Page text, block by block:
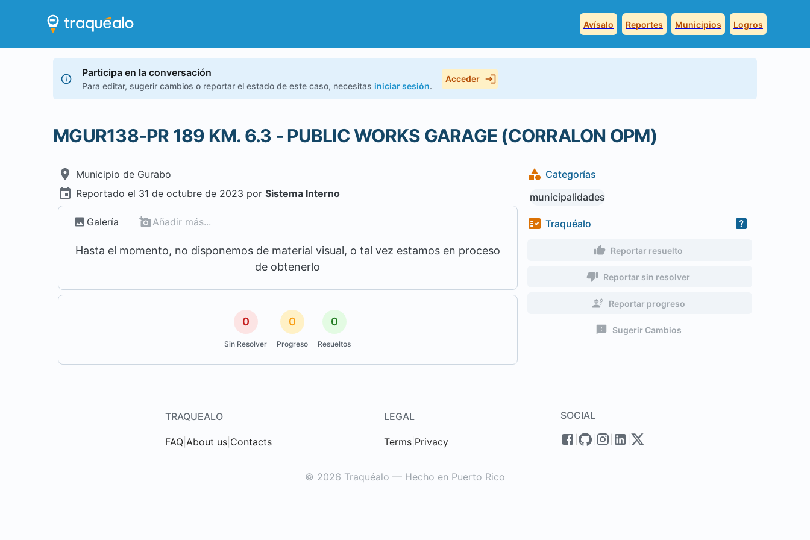
Avísalo Reportes Municipios Logros
Participa en la conversación
Para editar, sugerir cambios o reportar el estado de este caso, necesitas iniciar sesión.
Acceder
MGUR138-PR 189 KM. 6.3 - PUBLIC WORKS GARAGE (CORRALON OPM)
Municipio de Gurabo
Reportado el 31 de octubre de 2023 por Sistema Interno
Galería Añadir más...
Hasta el momento, no disponemos de material visual, o tal vez estamos en proceso
de obtenerlo
0
Sin Resolver
0
Progreso
0
Resueltos
Categorías
municipalidades
Traquéalo
Reportar resuelto
Reportar sin resolver
Reportar progreso
Sugerir Cambios
TRAQUEALO
FAQ About us Contacts
LEGAL
Terms Privacy
SOCIAL
© 2026 Traquéalo — Hecho en Puerto Rico